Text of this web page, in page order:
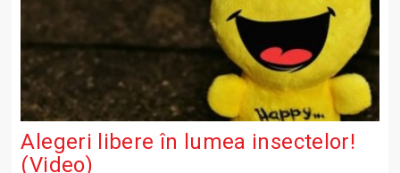
Alegeri libere în lumea insectelor!
(Video)